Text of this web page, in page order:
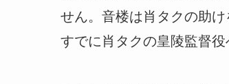
せん。音楼は肖タクの助
すでに肖タクの皇陵監督